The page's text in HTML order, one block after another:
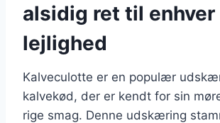
alsidig ret til enhver
lejlighed
Kalveculotte er en populær
kalvekød, der er kendt for sin
rige smag. Denne udskæring